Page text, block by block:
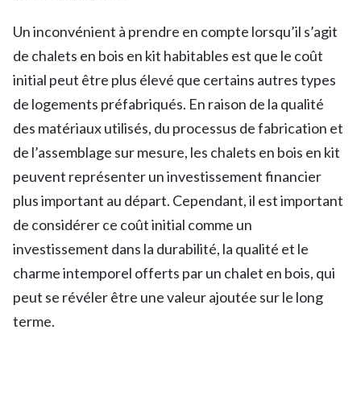
Un inconvénient à prendre en compte lorsqu’il s’agit
de chalets en bois en kit habitables est que le coût
initial peut être plus élevé que certains autres types
de logements préfabriqués. En raison de la qualité
des matériaux utilisés, du processus de fabrication et
de l’assemblage sur mesure, les chalets en bois en kit
peuvent représenter un investissement financier
plus important au départ. Cependant, il est important
de considérer ce coût initial comme un
investissement dans la durabilité, la qualité et le
charme intemporel offerts par un chalet en bois, qui
peut se révéler être une valeur ajoutée sur le long
terme.